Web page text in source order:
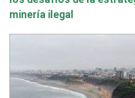
minería ilegal